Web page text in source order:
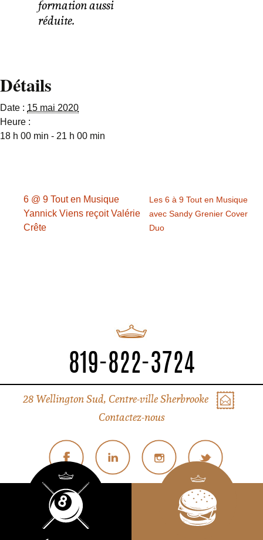
formation aussi
réduite.
Détails
Date : 15 mai 2020
Heure :
18 h 00 min - 21 h 00 min
6 @ 9 Tout en Musique
Yannick Viens reçoit Valérie
Crête
Les 6 à 9 Tout en Musique
avec Sandy Grenier Cover
Duo
819-822-3724
28 Wellington Sud, Centre-ville Sherbrooke
Contactez-nous
© Tous droits réservés Liverpool Sherbrooke
Politique de confidentialité